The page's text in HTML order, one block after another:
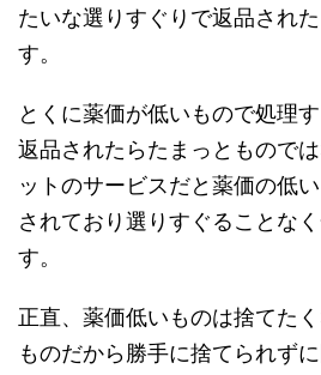
たいな選りすぐりで返品され
す。
とくに薬価が低いもので処理
返品されたらたまっともので
ットのサービスだと薬価の低
されており選りすぐることな
す。
正直、薬価低いものは捨てた
ものだから勝手に捨てられず